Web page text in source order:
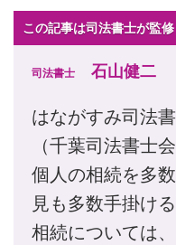
この記事は司法書士が監修
司法書士石山健二
はながすみ司法
（千葉司法書士会
個人の相続を多
見も多数手掛ける
相続については